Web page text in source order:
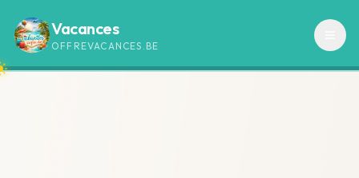
Vacances
OFFREVACANCES.BE